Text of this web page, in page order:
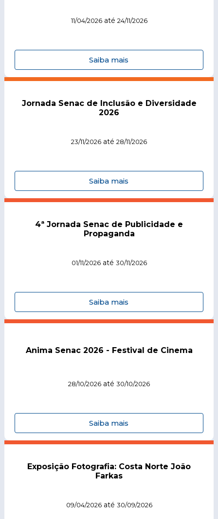
11/04/2026até 24/11/2026
Saiba mais
Jornada Senac de Inclusão e Diversidade
2026
23/11/2026 até 28/11/2026
Saiba mais
4ª Jornada Senac de Publicidade e
Propaganda
01/11/2026até 30/11/2026
Saiba mais
Anima Senac 2026 - Festival de Cinema
28/10/2026 até 30/10/2026
Saiba mais
Exposição Fotografia: Costa Norte João
Farkas
09/04/2026até 30/09/2026